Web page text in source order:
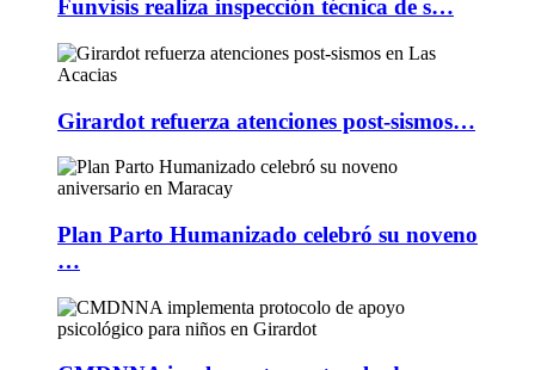
Funvisis realiza inspección técnica de s…
Girardot refuerza atenciones post-sismos…
Plan Parto Humanizado celebró su noveno
…